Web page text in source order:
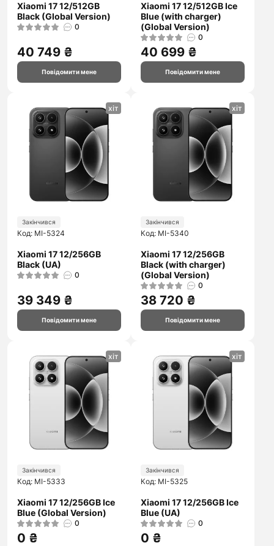
Xiaomi 17 12/512GB
Black (Global Version)
0
40 749 ₴
Повідомити мене
Xiaomi 17 12/512GB Ice
Blue (with charger)
(Global Version)
0
40 699 ₴
Повідомити мене
хіт
Закінчився
Код: MI-5324
Xiaomi 17 12/256GB
Black (UA)
0
39 349 ₴
Повідомити мене
хіт
Закінчився
Код: MI-5340
Xiaomi 17 12/256GB
Black (with charger)
(Global Version)
0
38 720 ₴
Повідомити мене
хіт
Закінчився
Код: MI-5333
Xiaomi 17 12/256GB Ice
Blue (Global Version)
0
0 ₴
хіт
Закінчився
Код: MI-5325
Xiaomi 17 12/256GB Ice
Blue (UA)
0
0 ₴